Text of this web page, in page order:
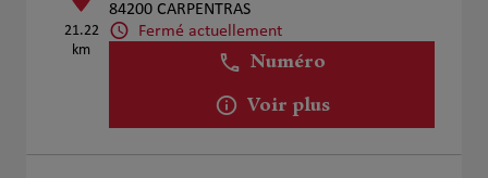
21.22
km
84200 CARPENTRAS
Fermé actuellement
Numéro
Voir plus